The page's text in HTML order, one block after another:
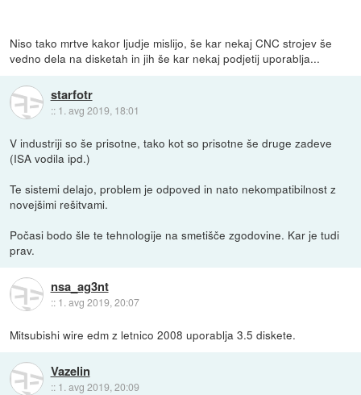
Niso tako mrtve kakor ljudje mislijo, še kar nekaj CNC strojev še
vedno dela na disketah in jih še kar nekaj podjetij uporablja...
starfotr
:: 1. avg 2019, 18:01
V industriji so še prisotne, tako kot so prisotne še druge zadeve
(ISA vodila ipd.)
Te sistemi delajo, problem je odpoved in nato nekompatibilnost z
novejšimi rešitvami.
Počasi bodo šle te tehnologije na smetišče zgodovine. Kar je tudi
prav.
nsa_ag3nt
:: 1. avg 2019, 20:07
Mitsubishi wire edm z letnico 2008 uporablja 3.5 diskete.
Vazelin
:: 1. avg 2019, 20:09